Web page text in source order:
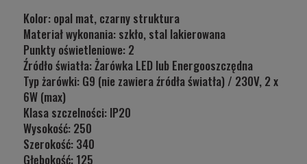
Kolor: opal mat, czarny struktura
Materiał wykonania: szkło, stal lakierowana
Punkty oświetleniowe: 2
Źródło światła:Żarówka LED lub Energooszczędna
Typ żarówki: G9 (nie zawiera źródła światła) / 230V, 2 x
6W (max)
Klasa szczelności: IP20
Wysokość: 250
Szerokość: 340
Głębokość: 125